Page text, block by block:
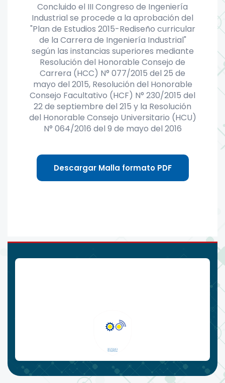
Concluido el III Congreso de Ingeniería
Industrial se procede a la aprobación del
"Plan de Estudios 2015-Rediseño curricular
de la Carrera de Ingeniería Industrial"
según las instancias superiores mediante
Resolución del Honorable Consejo de
Carrera (HCC) N° 077/2015 del 25 de
mayo del 2015, Resolución del Honorable
Consejo Facultativo (HCF) N° 230/2015 del
22 de septiembre del 215 y la Resolución
del Honorable Consejo Universitario (HCU)
N° 064/2016 del 9 de mayo del 2016
Descargar Malla formato PDF